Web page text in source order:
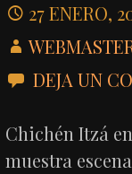
27 ENERO,
DEJA UN
Chichén Itzá
muestra